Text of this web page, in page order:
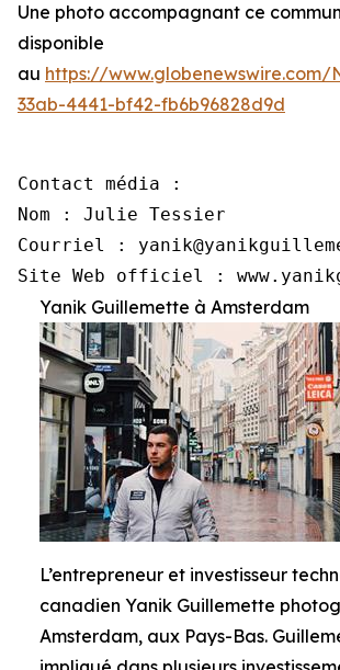
Une photo accompagnant ce
disponible
au https://
33ab-4441-bf42-fb6b96828d9d
Contact média :
Nom : Julie Tessier
Courriel :
Site Web officiel :
Yanik Guillemette à Amsterdam
L’entrepreneur et investisseur
canadien Yanik Guillemette
Amsterdam, aux Pays-Bas.